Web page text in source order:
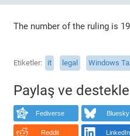
The number of the ruling is
Etiketler it legal Windows
Paylaş ve destekle
Fediverse Bluesky
Reddit LinkedIn